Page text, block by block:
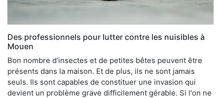
Des professionnels pour lutter contre les nuisibles à
Mouen
Bon nombre d'insectes et de petites bêtes peuvent être
présents dans la maison. Et de plus, ils ne sont jamais
seuls. Ils sont capables de constituer une invasion qui
devient un problème grave difficilement gérable. Si l'on ne